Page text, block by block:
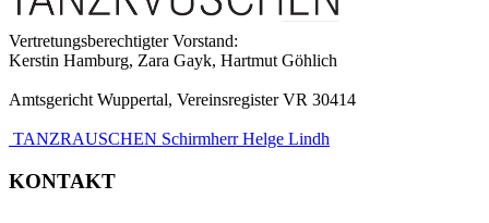
Vertretungsberechtigter Vorstand:
Kerstin Hamburg, Zara Gayk, Hartmut Göhlich
Amtsgericht Wuppertal, Vereinsregister VR 30414
TANZRAUSCHEN Schirmherr Helge Lindh
KONTAKT